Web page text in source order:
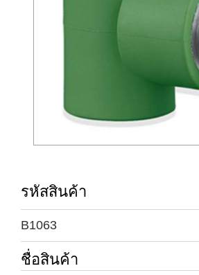
รหัสสินค้า
B1063
ชื่อสินค้า